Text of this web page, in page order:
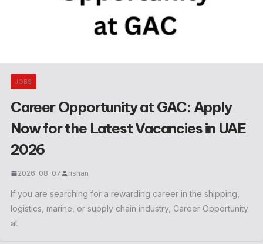
JOBS
Career Opportunity at GAC: Apply
Now for the Latest Vacancies in UAE
2026
2026-08-07 rishan
If you are searching for a rewarding career in the shipping,
logistics, marine, or supply chain industry, Career Opportunity
at